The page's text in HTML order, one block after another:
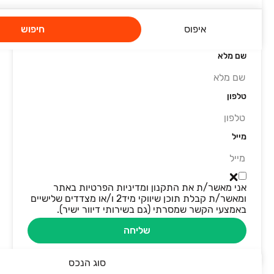
סוג הנכס
איפוס חיפוש
שם מלא
טלפון
מייל
אני מאשר/ת את התקנון ומדיניות הפרטיות באתר
ומאשר/ת קבלת תוכן שיווקי מיד2 ו/או מצדדים שלישיים
באמצעי הקשר שמסרתי (גם בשירותי דיוור ישיר).
שליחה